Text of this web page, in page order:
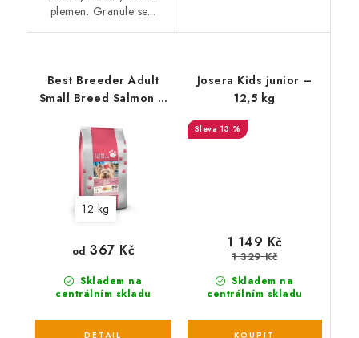
plemen. Granule se...
Best Breeder Adult
Small Breed Salmon &
12 kg
Skladem na
centrálním skladu
od 367 Kč
Josera Kids junior –
12,5 kg
13 %
Skladem na
centrálním skladu
1 149 Kč
1 329 Kč